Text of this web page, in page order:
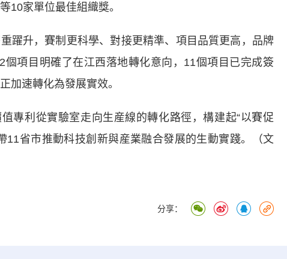
10家單位最佳組織獎。
升，賽制更科學、對接更精準、項目品質更高，品牌
項目明確了在江西落地轉化意向，11個項目已完成簽
加速轉化為發展實效。
利從實驗室走向生産線的轉化路徑，構建起“以賽促
11省市推動科技創新與産業融合發展的生動實踐。（文
分享：